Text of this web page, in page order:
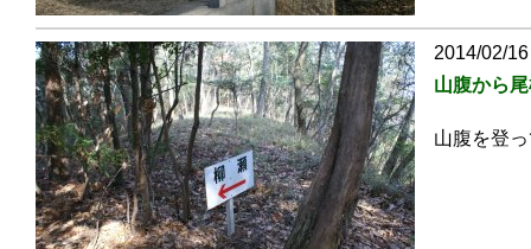
2014/02/
山腹から
山腹を登